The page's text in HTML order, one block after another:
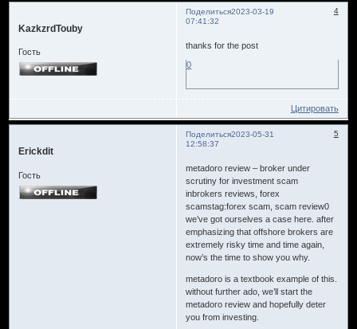
Поделиться 4
2023-03-19
07:41:32
KazkzrdTouby
Гость
thanks for the post
0
Цитировать
Поделиться 5
2023-05-31
12:58:37
Erickdit
Гость
metadoro review – broker under
scrutiny for investment scam
inbrokers reviews, forex
scamstag:forex scam, scam review0
we’ve got ourselves a case here. after
emphasizing that offshore brokers are
extremely risky time and time again,
now’s the time to show you why.
metadoro is a textbook example of this.
without further ado, we’ll start the
metadoro review and hopefully deter
you from investing.